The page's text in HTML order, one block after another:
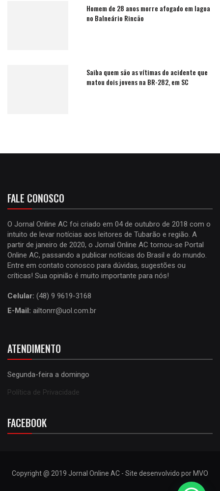
Homem de 28 anos morre afogado em lagoa
no Balneário Rincão
Saiba quem são as vítimas do acidente que
matou dois jovens na BR-282, em SC
FALE CONOSCO
O Jornal Online AC foi criado em 04 de outubro de 2018 com o
intuito de levar notícias aos leitores de Tubarão e região. A
partir de janeiro de 2020, o Jornal Online AC tornou-se Portal
Online AC, passando a publicar notícias do Brasil e do mundo.
Entre em contato conosco para dúvidas, sugestões ou
críticas! Sua opinião é muito importante para nós!
Celular: (48) 9 9619-3168
E-Mail: ailtonrr@uol.com.br
ATENDIMENTO
Segunda-feira a domingo
Política de Privacidade
FACEBOOK
Copyright @ 2019 Jornal Online AC - Site desenvolvido por MVO